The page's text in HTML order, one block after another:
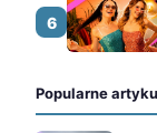
6
Popularne